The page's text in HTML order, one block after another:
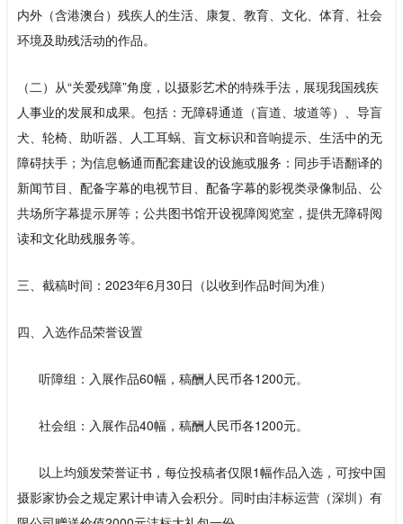
内外（含港澳台）残疾人的生活、康复、教育、文化、体育、社会
环境及助残活动的作品。
（二）从“关爱残障”角度，以摄影艺术的特殊手法，展现我国残疾
人事业的发展和成果。包括：无障碍通道（盲道、坡道等）、导盲
犬、轮椅、助听器、人工耳蜗、盲文标识和音响提示、生活中的无
障碍扶手；为信息畅通而配套建设的设施或服务：同步手语翻译的
新闻节目、配备字幕的电视节目、配备字幕的影视类录像制品、公
共场所字幕提示屏等；公共图书馆开设视障阅览室，提供无障碍阅
读和文化助残服务等。
三、截稿时间：2023年6月30日（以收到作品时间为准）
四、入选作品荣誉设置
听障组：入展作品60幅，稿酬人民币各1200元。
社会组：入展作品40幅，稿酬人民币各1200元。
以上均颁发荣誉证书，每位投稿者仅限1幅作品入选，可按中国
摄影家协会之规定累计申请入会积分。同时由沣标运营（深圳）有